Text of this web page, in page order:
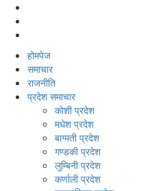
होमपेज
समाचार
राजनीति
प्रदेश समाचार
कोशी प्रदेश
मधेश प्रदेश
बाग्मती प्रदेश
गण्डकी प्रदेश
लुम्बिनी प्रदेश
कर्णाली प्रदेश